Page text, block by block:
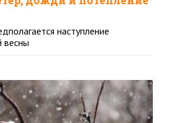
наступление
весны